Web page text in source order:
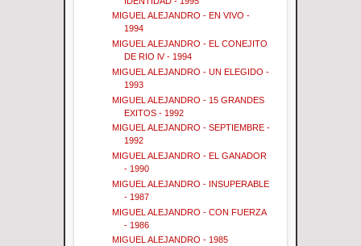
MIGUEL ALEJANDRO - EN VIVO -
1994
MIGUEL ALEJANDRO - EL CONEJITO
DE RIO lV - 1994
MIGUEL ALEJANDRO - UN ELEGIDO -
1993
MIGUEL ALEJANDRO - 15 GRANDES
EXITOS - 1992
MIGUEL ALEJANDRO - SEPTIEMBRE -
1992
MIGUEL ALEJANDRO - EL GANADOR
- 1990
MIGUEL ALEJANDRO - INSUPERABLE
- 1987
MIGUEL ALEJANDRO - CON FUERZA
- 1986
MIGUEL ALEJANDRO - 1985